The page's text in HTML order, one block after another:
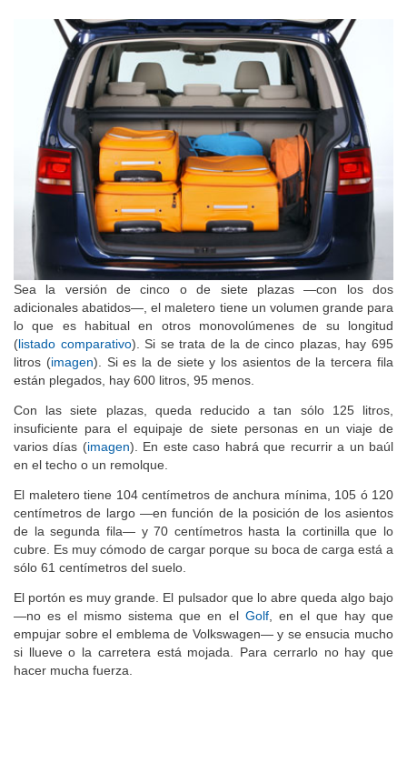
Sea la versión de cinco o de siete plazas —con los dos
adicionales abatidos—, el maletero tiene un volumen grande para
lo que es habitual en otros monovolúmenes de su longitud
(listado comparativo). Si se trata de la de cinco plazas, hay 695
litros (imagen). Si es la de siete y los asientos de la tercera fila
están plegados, hay 600 litros, 95 menos.
Con las siete plazas, queda reducido a tan sólo 125 litros,
insuficiente para el equipaje de siete personas en un viaje de
varios días (imagen). En este caso habrá que recurrir a un baúl
en el techo o un remolque.
El maletero tiene 104 centímetros de anchura mínima, 105 ó 120
centímetros de largo —en función de la posición de los asientos
de la segunda fila— y 70 centímetros hasta la cortinilla que lo
cubre. Es muy cómodo de cargar porque su boca de carga está a
sólo 61 centímetros del suelo.
El portón es muy grande. El pulsador que lo abre queda algo bajo
—no es el mismo sistema que en el Golf, en el que hay que
empujar sobre el emblema de Volkswagen— y se ensucia mucho
si llueve o la carretera está mojada. Para cerrarlo no hay que
hacer mucha fuerza.